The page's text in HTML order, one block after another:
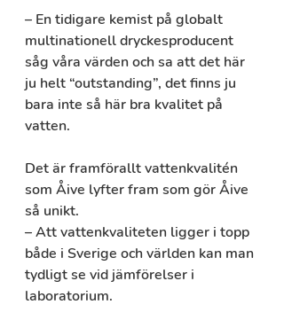
– En tidigare kemist på globalt
multinationell dryckesproducent
såg våra värden och sa att det här
ju helt “outstanding”, det finns ju
bara inte så här bra kvalitet på
vatten.
Det är framförallt vattenkvalitén
som Åive lyfter fram som gör Åive
så unikt.
– Att vattenkvaliteten ligger i topp
både i Sverige och världen kan man
tydligt se vid jämförelser i
laboratorium.